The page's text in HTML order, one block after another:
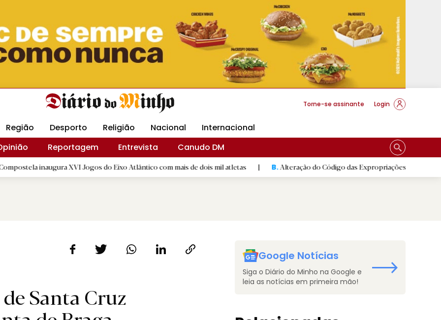
Revista Minha Gráfica DM Livraria DM Arquidiocese Braga
Torne-se assinante Login
Região Desporto Religião Nacional
Internacional
Reportagem Entrevista Canudo DM
inaugura XVI Jogos do Eixo Atlântico com mais de dois mil atletas | B.Alteração do Código das Expropriações pode ajudar
Santa Cruz
Google Notícias
Siga o Diário do Minho na Google e
leia as notícias em primeira mão!